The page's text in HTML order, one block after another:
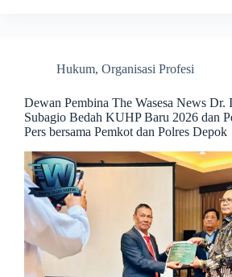
Hukum, Organisasi Profesi
Dewan Pembina The Wasesa News Dr.
Subagio Bedah KUHP Baru 2026 dan
Pers bersama Pemkot dan Polres Depok